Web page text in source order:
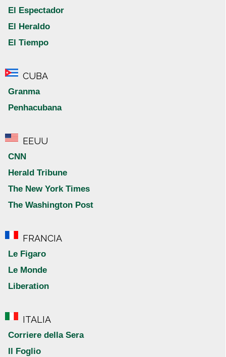
El Espectador
El Heraldo
El Tiempo
CUBA
Granma
Penhacubana
EEUU
CNN
Herald Tribune
The New York Times
The Washington Post
FRANCIA
Le Figaro
Le Monde
Liberation
ITALIA
Corriere della Sera
Il Foglio